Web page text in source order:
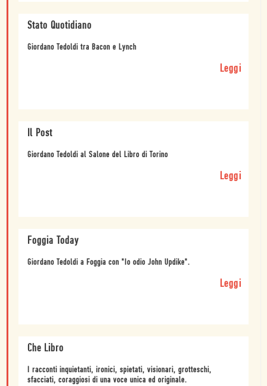
Stato Quotidiano
Giordano Tedoldi tra Bacon e Lynch
Leggi
Il Post
Giordano Tedoldi al Salone del Libro di Torino
Leggi
Foggia Today
Giordano Tedoldi a Foggia con "Io odio John Updike".
Leggi
Che Libro
I racconti inquietanti, ironici, spietati, visionari, grotteschi,
sfacciati, coraggiosi di una voce unica ed originale.